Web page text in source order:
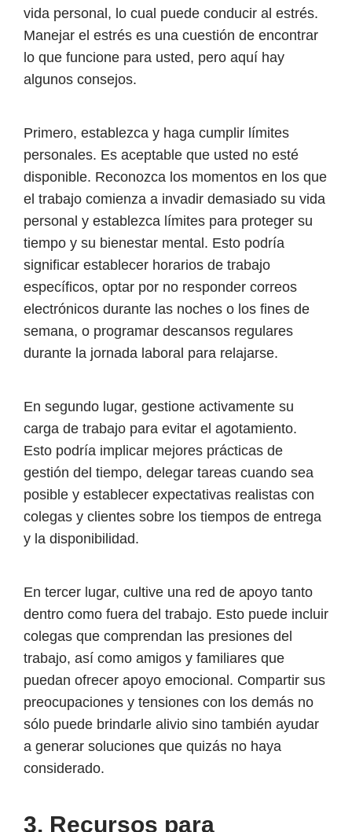
vida personal, lo cual puede conducir al estrés.
Manejar el estrés es una cuestión de encontrar
lo que funcione para usted, pero aquí hay
algunos consejos.
Primero, establezca y haga cumplir límites
personales. Es aceptable que usted no esté
disponible. Reconozca los momentos en los que
el trabajo comienza a invadir demasiado su vida
personal y establezca límites para proteger su
tiempo y su bienestar mental. Esto podría
significar establecer horarios de trabajo
específicos, optar por no responder correos
electrónicos durante las noches o los fines de
semana, o programar descansos regulares
durante la jornada laboral para relajarse.
En segundo lugar, gestione activamente su
carga de trabajo para evitar el agotamiento.
Esto podría implicar mejores prácticas de
gestión del tiempo, delegar tareas cuando sea
posible y establecer expectativas realistas con
colegas y clientes sobre los tiempos de entrega
y la disponibilidad.
En tercer lugar, cultive una red de apoyo tanto
dentro como fuera del trabajo. Esto puede incluir
colegas que comprendan las presiones del
trabajo, así como amigos y familiares que
puedan ofrecer apoyo emocional. Compartir sus
preocupaciones y tensiones con los demás no
sólo puede brindarle alivio sino también ayudar
a generar soluciones que quizás no haya
considerado.
3. Recursos para